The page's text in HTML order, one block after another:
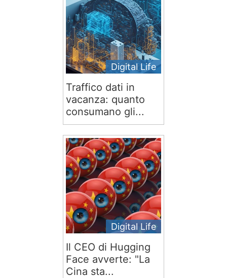
Digital Life
Traffico dati in
vacanza: quanto
consumano gli...
Digital Life
Il CEO di Hugging
Face avverte: "La
Cina sta...